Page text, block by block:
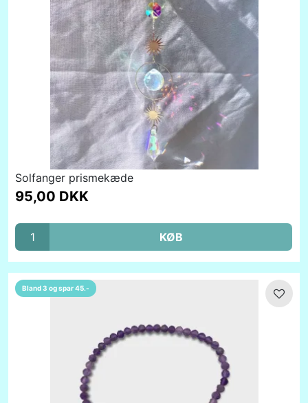
Solfanger prismekæde
95,00 DKK
KØB
Bland 3 og spar 45.-